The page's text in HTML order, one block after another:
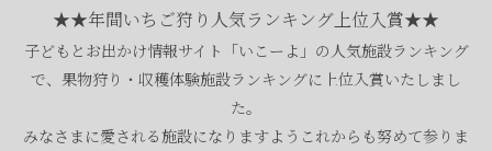
★★年間いちご狩り人気ランキング上位入賞★★
子どもとお出かけ情報サイト「いこーよ」の人気施設ランキング
で、果物狩り・収穫体験施設ランキングに上位入賞いたしまし
た。
みなさまに愛される施設になりますようこれからも努めて参りま